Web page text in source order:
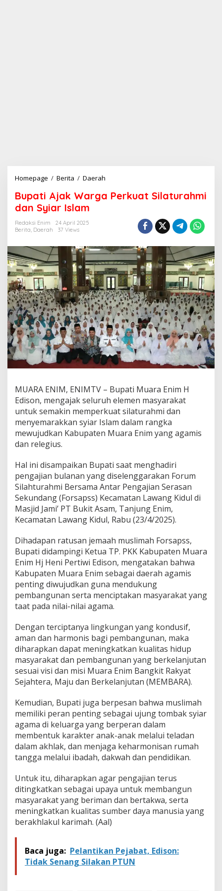
Homepage / Berita / Daerah
p
a
k
W
a
r
g
a
P
e
r
k
u
a
t
l
a
t
u
a
i
d
n
S
y
i
I
s
l
a
m
Bupati Ajak Warga Perkuat Silaturahmi
dan Syiar Islam
Redaksi Enim
24 April 2025
Berita, Daerah 37 Views
MUARA ENIM, ENIMTV – Bupati Muara Enim H
Edison, mengajak seluruh elemen masyarakat
untuk semakin memperkuat silaturahmi dan
menyemarakkan syiar Islam dalam rangka
mewujudkan Kabupaten Muara Enim yang agamis
dan relegius.
Hal ini disampaikan Bupati saat menghadiri
pengajian bulanan yang diselenggarakan Forum
Silahturahmi Bersama Antar Pengajian Serasan
Sekundang (Forsapss) Kecamatan Lawang Kidul di
Masjid Jami’ PT Bukit Asam, Tanjung Enim,
Kecamatan Lawang Kidul, Rabu (23/4/2025).
Dihadapan ratusan jemaah muslimah Forsapss,
Bupati didampingi Ketua TP. PKK Kabupaten Muara
Enim Hj Heni Pertiwi Edison, mengatakan bahwa
Kabupaten Muara Enim sebagai daerah agamis
penting diwujudkan guna mendukung
pembangunan serta menciptakan masyarakat yang
taat pada nilai-nilai agama.
Dengan terciptanya lingkungan yang kondusif,
aman dan harmonis bagi pembangunan, maka
diharapkan dapat meningkatkan kualitas hidup
masyarakat dan pembangunan yang berkelanjutan
sesuai visi dan misi Muara Enim Bangkit Rakyat
Sejahtera, Maju dan Berkelanjutan (MEMBARA).
Kemudian, Bupati juga berpesan bahwa muslimah
memiliki peran penting sebagai ujung tombak syiar
agama di keluarga yang berperan dalam
membentuk karakter anak-anak melalui teladan
dalam akhlak, dan menjaga keharmonisan rumah
tangga melalui ibadah, dakwah dan pendidikan.
Untuk itu, diharapkan agar pengajian terus
ditingkatkan sebagai upaya untuk membangun
masyarakat yang beriman dan bertakwa, serta
meningkatkan kualitas sumber daya manusia yang
berakhlakul karimah. (Aal)
Baca juga: Pelantikan Pejabat, Edison:
Tidak Senang Silakan PTUN